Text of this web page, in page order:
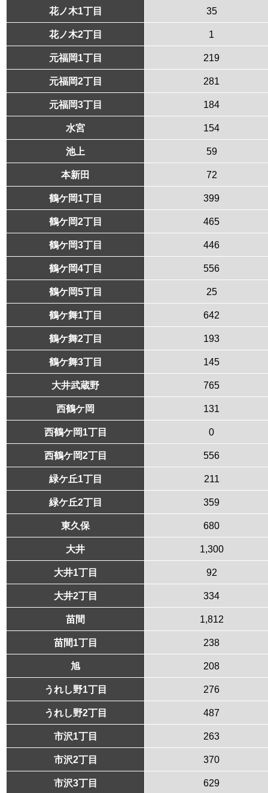
花ノ木1丁目 35
花ノ木2丁目 1
元福岡1丁目 219
元福岡2丁目 281
元福岡3丁目 184
水宮 154
池上 59
本新田 72
鶴ケ岡1丁目 399
鶴ケ岡2丁目 465
鶴ケ岡3丁目 446
鶴ケ岡4丁目 556
鶴ケ岡5丁目 25
鶴ケ舞1丁目 642
鶴ケ舞2丁目 193
鶴ケ舞3丁目 145
大井武蔵野 765
西鶴ケ岡 131
西鶴ケ岡1丁目 0
西鶴ケ岡2丁目 556
緑ケ丘1丁目 211
緑ケ丘2丁目 359
東久保 680
大井 1,300
大井1丁目 92
大井2丁目 334
苗間 1,812
苗間1丁目 238
旭 208
うれし野1丁目 276
うれし野2丁目 487
市沢1丁目 263
市沢2丁目 370
市沢3丁目 629